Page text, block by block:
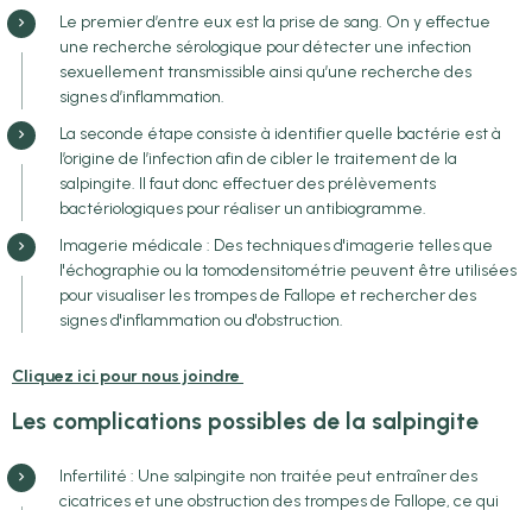
Le premier d’entre eux est la prise de sang. On y effectue
une recherche sérologique pour détecter une infection
sexuellement transmissible ainsi qu’une recherche des
signes d’inflammation.
La seconde étape consiste à identifier quelle bactérie est à
l’origine de l’infection afin de cibler le traitement de la
salpingite. Il faut donc effectuer des prélèvements
bactériologiques pour réaliser un antibiogramme.
Imagerie médicale : Des techniques d'imagerie telles que
l'échographie ou la tomodensitométrie peuvent être utilisées
pour visualiser les trompes de Fallope et rechercher des
signes d'inflammation ou d'obstruction.
Cliquez ici pour nous joindre
Les complications possibles de la salpingite
Infertilité : Une salpingite non traitée peut entraîner des
cicatrices et une obstruction des trompes de Fallope, ce qui